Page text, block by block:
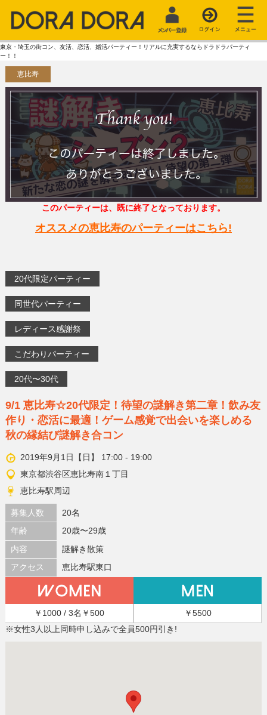
東京・埼玉の街コン、友活、恋活、婚活パーティー！リアルに充実するならドラドラパーティ
ー！！
恵比寿
このパーティーは、既に終了となっております。
オススメの恵比寿のパーティーはこちら!
20代限定パーティー
同世代パーティー
レディース感謝祭
こだわりパーティー
20代〜30代
9/1 恵比寿☆20代限定！待望の謎解き第二章！飲み友
作り・恋活に最適！ゲーム感覚で出会いを楽しめる
秋の縁結び謎解き合コン
2019年9月1日【日】 17:00 - 19:00
東京都渋谷区恵比寿南１丁目
恵比寿駅周辺
募集人数
20名
年齢
20歳〜29歳
内容
謎解き散策
アクセス
恵比寿駅東口
￥1000 / 3名￥500
￥5500
※女性3人以上同時申し込みで全員500円引き!